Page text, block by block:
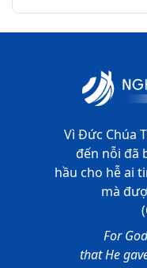
Thi-thiên - Chương
Thi-thiên - Chương 39
Thi-thiên - Chương
Thi-thiên - Chương
Thi-thiên - Chương 42
Thi-thiên - Chương
Thi-thiên - Chương
Thi-thiên - Chương
Vì Đức Chúa
đến nỗi đã
hầu cho hễ ai
mà
For
that He